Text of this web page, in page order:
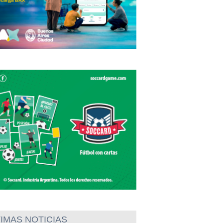
NOTICIAS